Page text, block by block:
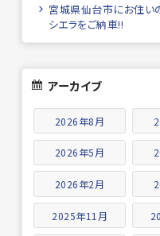
宮城県仙台市にお住い
シエラをご納車!!
アーカイブ
2026年8月
2026年5月
2026年2月
2025年11月